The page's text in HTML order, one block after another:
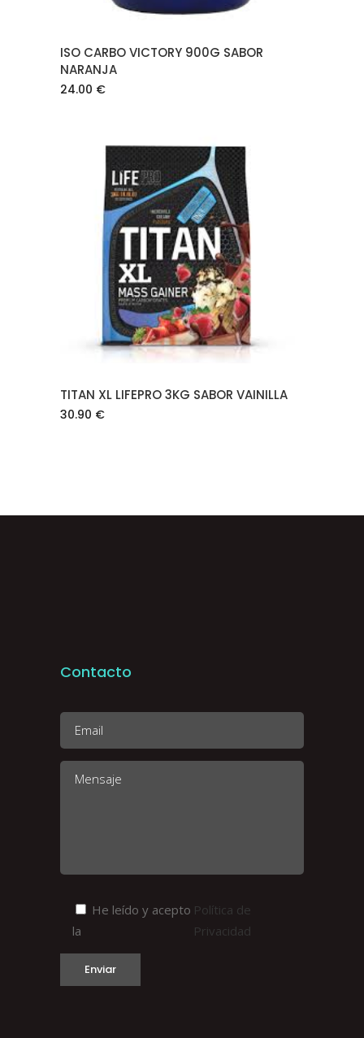
ISO CARBO VICTORY 900G SABOR
NARANJA
24.00 €
AÑADIR AL CARRITO
TITAN XL LIFEPRO 3KG SABOR VAINILLA
30.90 €
Contacto
He leído y acepto
la
Política de
Privacidad